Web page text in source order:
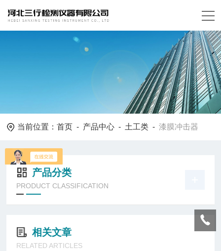
当前位置：首页 - 产品中心 - 土工类 -漆膜冲击器
产品分类
PRODUCT CLASSIFICATION
相关文章
RELATED ARTICLES